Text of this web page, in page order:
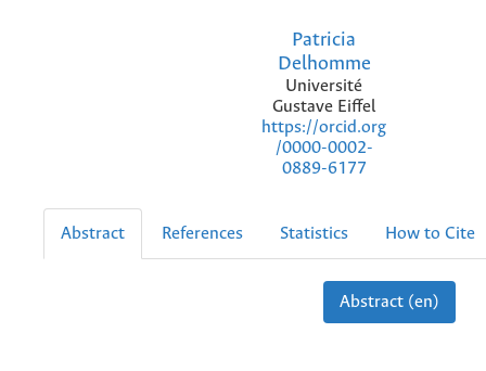
Patricia
Delhomme
Université
Gustave Eiffel
https://orcid.org
/0000-0002-
0889-6177
Abstract References Statistics How to Cite
Abstract (en)